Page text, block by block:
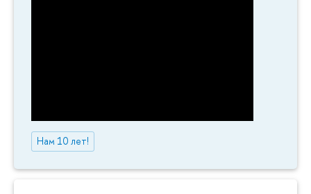
Нам 10 лет!